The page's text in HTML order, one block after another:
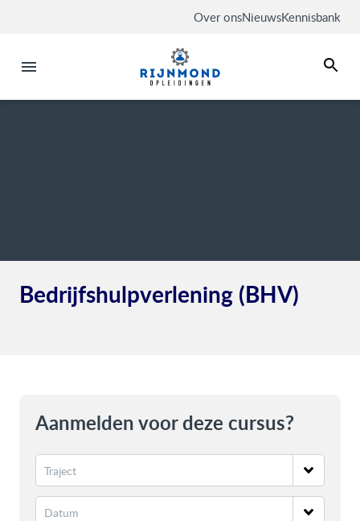
Over onsNieuwsKennisbank
Bedrijfshulpverlening (BHV)
Aanmelden voor deze cursus?